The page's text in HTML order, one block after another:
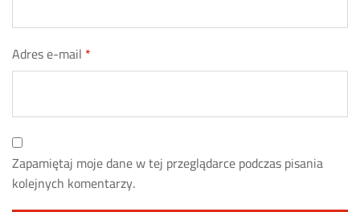
Adres e-mail *
Zapamiętaj moje dane w tej przeglądarce podczas pisania
kolejnych komentarzy.